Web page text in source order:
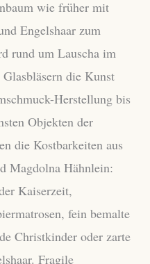
wie früher mit
Engelshaar zum
rund um Lauscha im
die Kunst
Herstellung bis
Objekten der
die Kostbarkeiten aus
Magdolna Hähnlein:
Kaiserzeit,
fein bemalte
Christkinder oder zarte
Fragile